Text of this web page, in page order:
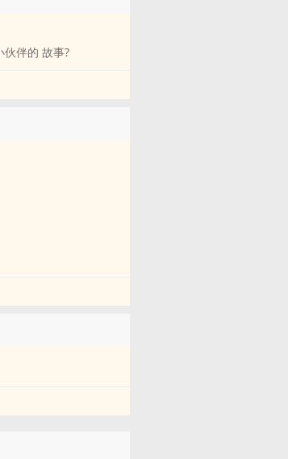
伴的 故事?